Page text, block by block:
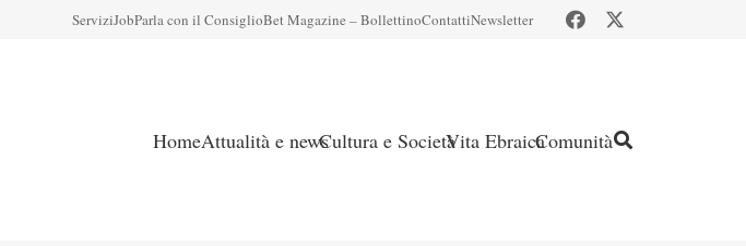
ServiziJobParla con il ConsiglioBet Magazine – BollettinoContattiNewsletter
HomeAttualità e newsCultura e SocietàVita EbraicaComunità